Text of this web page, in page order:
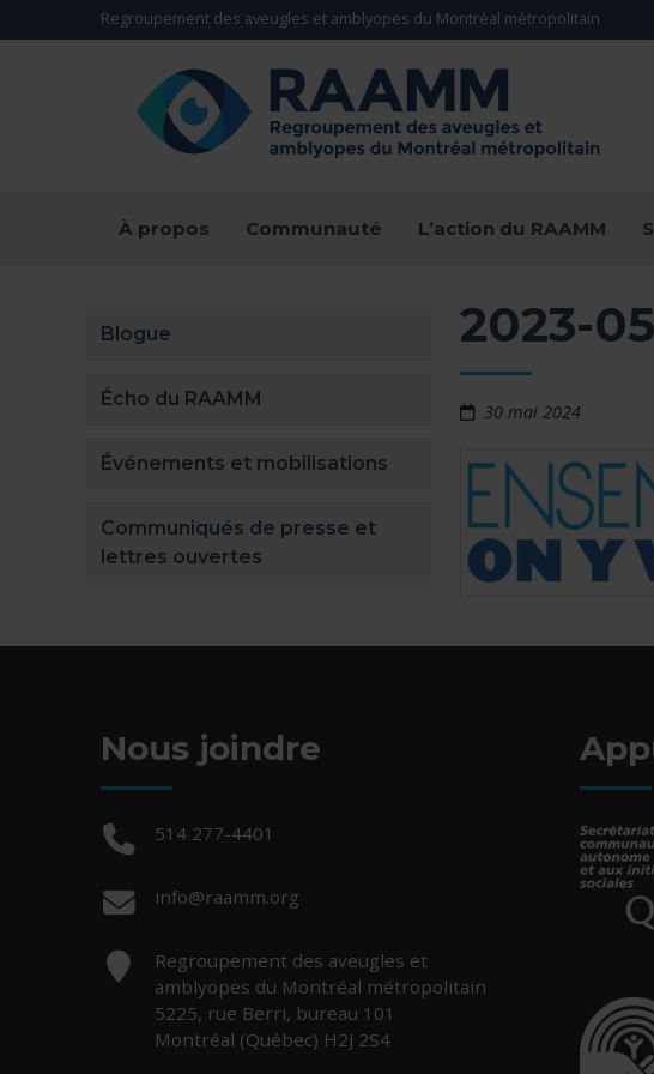
Aller directement au contenu
Regroupement des aveugles et amblyopes du Montréal métropolitain
À propos Communauté L’action du RAAMM
Blogue
Écho du RAAMM
Événements et mobilisations
Communiqués de presse et
lettres ouvertes
2023-
30 mai 2024
Nous joindre
Téléphone :
514 277-4401
Courriel :
info@raamm.org
Adresse :
Regroupement des aveugles et
amblyopes du Montréal métropolitain
5225, rue Berri, bureau 101
Montréal (Québec) H2J 2S4